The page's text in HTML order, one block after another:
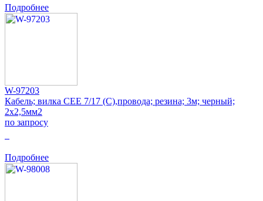
Подробнее
W-97203
Кабель; вилка CEE 7/17 (C),провода; резина; 3м; черный;
2x2,5мм2
по запросу
Подробнее